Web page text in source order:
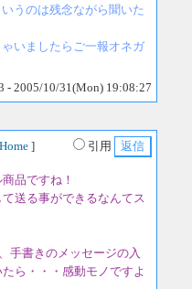
うのは残念ながら聞いた
いましたらご一報オネガ
- 2005/10/31(Mon) 19:08:27
Home ] 引用
品ですね！
送る事ができるなんてス
手書きのメッセージの入
ら・・・感動モノですよ